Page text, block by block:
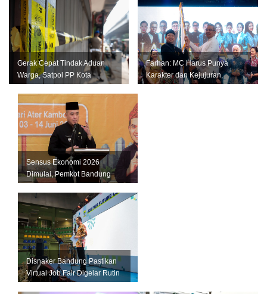
Gerak Cepat Tindak Aduan
Warga, Satpol PP Kota
Farhan: MC Harus Punya
Karakter dan Kejujuran,
Sensus Ekonomi 2026
Dimulai, Pemkot Bandung
Perkuat U...
Disnaker Bandung Pastikan
Virtual Job Fair Digelar Rutin